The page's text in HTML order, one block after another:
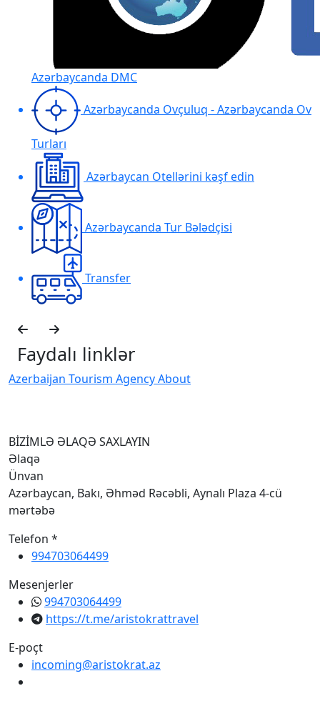
Azərbaycanda DMC
Azərbaycanda Ovçuluq - Azərbaycanda Ov
Turları
Azərbaycan Otellərini kəşf edin
Azərbaycanda Tur Bələdçisi
Transfer
Faydalı linklər
Azerbaijan Tourism Agency About
BİZİMLƏ ƏLAQƏ SAXLAYIN
Əlaqə
Ünvan
Azərbaycan, Bakı, Əhməd Rəcəbli, Aynalı Plaza 4-cü
mərtəbə
Telefon *
994703064499
Mesenjerler
994703064499
https://t.me/aristokrattravel
E-poçt
incoming@aristokrat.az